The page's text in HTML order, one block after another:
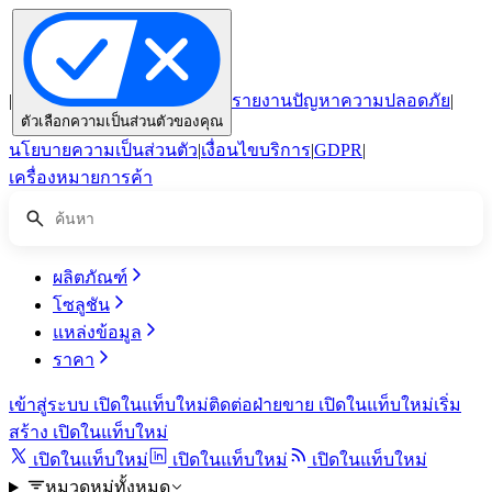
|
ตัวเลือกความเป็นส่วนตัวของคุณ
รายงานปัญหาความปลอดภัย|
นโยบายความเป็นส่วนตัว|เงื่อนไขบริการ|GDPR|
เครื่องหมายการค้า
ผลิตภัณฑ์
โซลูชัน
แหล่งข้อมูล
ราคา
เข้าสู่ระบบ เปิดในแท็บใหม่ติดต่อฝ่ายขาย เปิดในแท็บใหม่เริ่ม
สร้าง เปิดในแท็บใหม่
เปิดในแท็บใหม่
เปิดในแท็บใหม่
เปิดในแท็บใหม่
หมวดหมู่ทั้งหมด